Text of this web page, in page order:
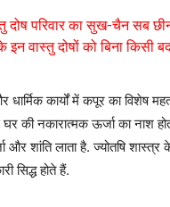
दोष परिवार का सुख-चैन सब
वास्तु दोषों को बिना किसी
धार्मिक कार्यों में कपूर का
की नकारात्मक ऊर्जा का नाश
और शांति लाता है. ज्योतषि
सिद्ध होते हैं.